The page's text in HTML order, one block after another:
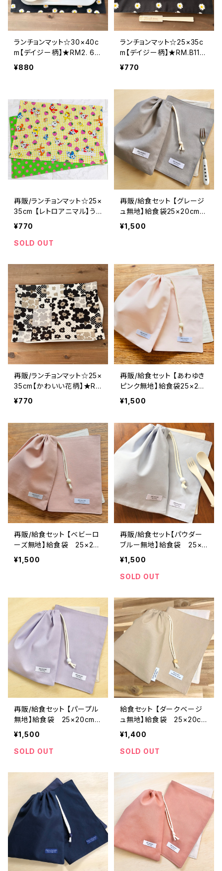
ランチョンマット☆30×40c
m【デイジー柄】★RM2. 68
69 花柄 シンプル 女の
ほしぞら
¥880
ランチョンマット☆25×35c
m【デイジー柄】★RM.B1112
花柄 シンプル 女の子
オーダーHoshizora☆ほし
¥770
再販/ランチョンマット☆25×
35cm 【レトロアニマル】う
さぎ・バンビ・いちご ★RM.
着袋や入園オーダーHoshi
¥770
SOLD OUT
再販/給食セット 【グレージ
ュ無地】給食袋25×20cm
ランチョンマット 25×35c
m ★SET. 37 シンプル 裏
い巾着袋や入園オーダーH
oshizora☆ほしぞら
¥1,500
再販/ランチョンマット☆25×
35cm【かわいい花柄】★R
M.B4B5B6 花柄 シンプ
用のかわいい巾着袋や入園
オーダーHoshizora☆ほし
ぞら
¥770
再販/給食セット 【あわゆき
ピンク無地】給食袋25×20c
m ランチョンマット25×35c
m ★SET.323334 シンプ
ー my color｜通園通学
用のかわいい巾着袋や入園
オーダーHoshizora☆ほし
ぞら
¥1,500
再販/給食セット 【ベビーロ
ーズ無地】給食袋 25×20
cm ランチョンマット 25×3
5cm ★SET. 262728シン
用のかわいい巾着袋や入園
オーダーHoshizora☆ほし
¥1,500
再販/給食セット【パウダー
ブルー無地】給食袋 25×2
0cm ランチョンマット 25×
35cm ★SET. 3031 シンプ
ル 裏地付き マイカラー
かわいい巾着袋や入園オー
ダーHoshizora☆ほしぞら
¥1,500
SOLD OUT
再販/給食セット 【パープル
無地】給食袋 25×20cm
ランチョンマット 25×35c
m ★SET.25 シンプル 裏
地付き マイカラー my c
い巾着袋や入園オーダーH
oshizora☆ほしぞら
¥1,500
SOLD OUT
給食セット 【ダークベージ
ュ無地】給食袋 25×20cm
ランチョンマット 25×35c
m ★SET. 20 シンプル 裏
地付き マイカラー my col
巾着袋や入園オーダーHos
hizora☆ほしぞら
¥1,400
SOLD OUT